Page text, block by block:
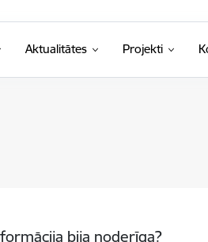
Aktualitātes Projekti
bija noderīga?